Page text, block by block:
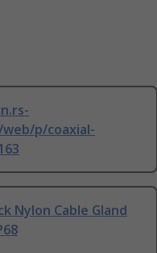
p/coaxial-
Nylon Cable Gland